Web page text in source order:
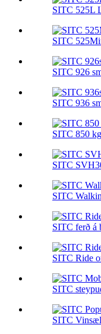
SITC 525L
SITC
SITC 926
SITC 936
SITC 850
SITC
SITC
SITC ferð á
SITC Ride
SITC
SITC